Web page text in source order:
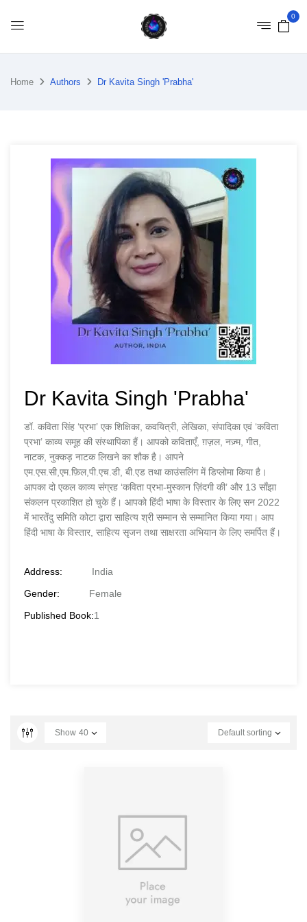
0
Home Authors Dr Kavita Singh 'Prabha'
Dr Kavita Singh 'Prabha'
डॉ. कविता सिंह ‘प्रभा’ एक शिक्षिका, कवयित्री, लेखिका, संपादिका एवं ‘कविता
प्रभा’ काव्य समूह की संस्थापिका हैं। आपको कविताएँ, ग़ज़ल, नज़्म, गीत,
नाटक, नुक्कड़ नाटक लिखने का शौक है। आपने
एम.एस.सी,एम.फ़िल,पी.एच.डी, बी.एड तथा काउंसलिंग में डिप्लोमा किया है।
आपका दो एकल काव्य संग्रह ‘कविता प्रभा-मुस्कान ज़िंदगी की’ और 13 साँझा
संकलन प्रकाशित हो चुके हैं। आपको हिंदी भाषा के विस्तार के लिए सन 2022
में भारतेंदु समिति कोटा द्वारा साहित्य श्री सम्मान से सम्मानित किया गया। आप
हिंदी भाषा के विस्तार, साहित्य सृजन तथा साक्षरता अभियान के लिए समर्पित हैं।
Address:
India
Gender:
Female
Published Book:1
Default sorting
Show 40